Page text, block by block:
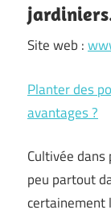
Site web :
Planter des
avantages ?
Cultivée
peu partout
certainement